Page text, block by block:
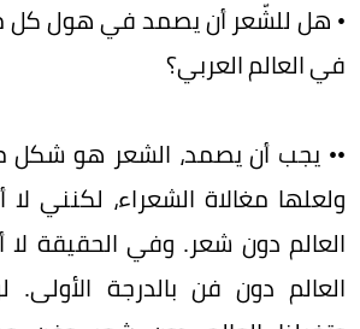
• هل للشّعر أن يصمد في هول كل
في العالم العربي؟
•• يجب أن يصمد، الشعر هو شكل
ولعلها مغالاة الشعراء، لكنني
العالم دون شعر. وفي الحقيقة لا
العالم دون فن بالدرجة الأولى.